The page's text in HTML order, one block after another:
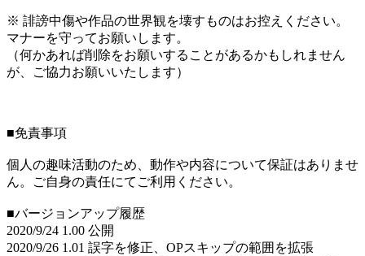
※ 誹謗中傷や作品の世界観を壊すものはお控えください。
マナーを守ってお願いします。
（何かあれば削除をお願いすることがあるかもしれません
が、ご協力お願いいたします）
■免責事項
個人の趣味活動のため、動作や内容について保証はありませ
ん。ご自身の責任にてご利用ください。
■バージョンアップ履歴
2020/9/24 1.00 公開
2020/9/26 1.01 誤字を修正、OPスキップの範囲を拡張